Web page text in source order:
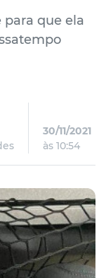
para que ela
30/11/2021
às 10:54